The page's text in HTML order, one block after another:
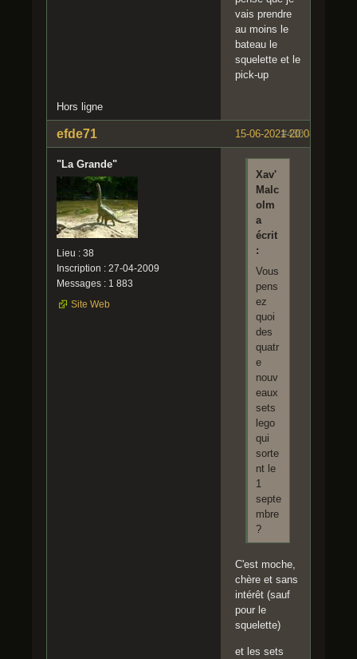
vais prendre
au moins le
bateau le
squelette et le
pick-up
Hors ligne
#430
15-06-2021 20:08:23
efde71
"La Grande"
Lieu : 38
Inscription : 27-04-2009
Messages : 1 883
Site Web
Xav'
Malc
olm
a
écrit
:
Vous
pens
ez
quoi
des
quatr
e
nouv
eaux
sets
lego
qui
sorte
nt le
1
septe
mbre
?
C'est moche,
chère et sans
intérêt (sauf
pour le
squelette)
et les sets